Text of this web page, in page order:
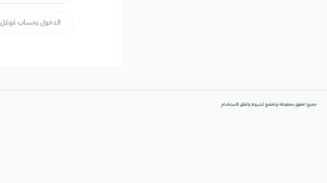
الدخول بحساب غوغل
جميع الحقوق محفوظة وتخضع لشروط واتفاق الاستخدام